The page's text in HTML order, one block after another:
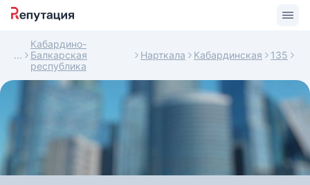
Кабардино-
Балкарская
республика
Нарткала Кабардинская 135